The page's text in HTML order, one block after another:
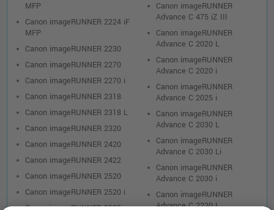
MFP
Canon imageRUNNER 2224 iF
MFP
Canon imageRUNNER 2230
Canon imageRUNNER 2270
Canon imageRUNNER 2270 i
Canon imageRUNNER 2318
Canon imageRUNNER 2318 L
Canon imageRUNNER 2320
Canon imageRUNNER 2420
Canon imageRUNNER 2422
Canon imageRUNNER 2520
Canon imageRUNNER 2520 i
Canon imageRUNNER
Advance C 475 iZ III
Canon imageRUNNER
Advance C 2020 L
Canon imageRUNNER
Advance C 2020 i
Canon imageRUNNER
Advance C 2025 i
Canon imageRUNNER
Advance C 2030 L
Canon imageRUNNER
Advance C 2030 Li
Canon imageRUNNER
Advance C 2030 i
Canon imageRUNNER
Advance C 2220 L